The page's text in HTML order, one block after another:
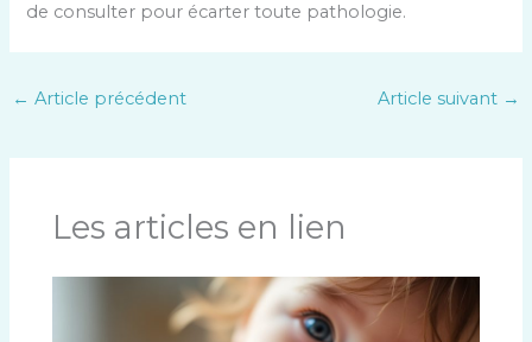
de consulter pour écarter toute pathologie.
← Article précédent Article suivant →
Les articles en lien